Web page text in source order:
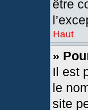
être
Haut
»
Il est
le
site